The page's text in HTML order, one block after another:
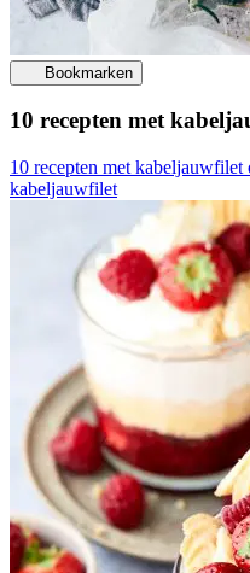
Bookmarken
10 recepten met
10 recepten met kabeljauwfilet
kabeljauwfilet